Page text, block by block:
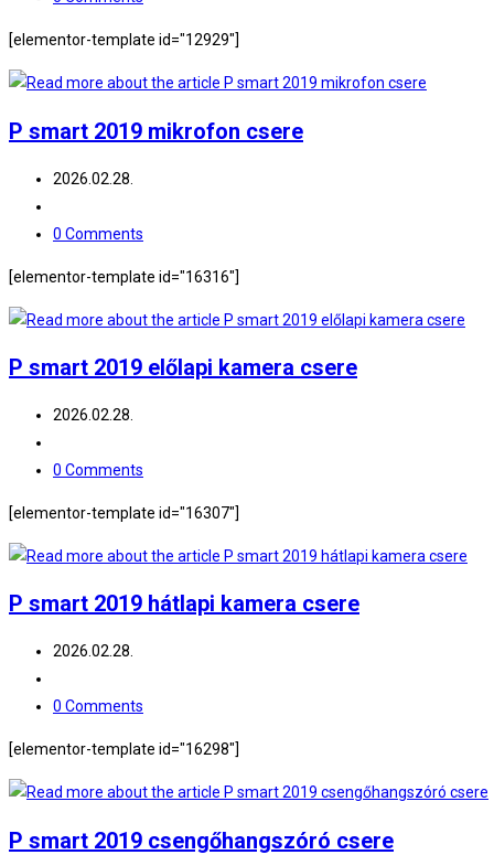
[elementor-template id="12929"]
P smart 2019 mikrofon csere
Post
2026.02.28.
category:
Post
0 Comments
[elementor-template id="16316"]
P smart 2019 előlapi kamera csere
Post
2026.02.28.
category:
Post
0 Comments
[elementor-template id="16307"]
P smart 2019 hátlapi kamera csere
Post
2026.02.28.
category:
Post
0 Comments
[elementor-template id="16298"]
P smart 2019 csengőhangszóró csere